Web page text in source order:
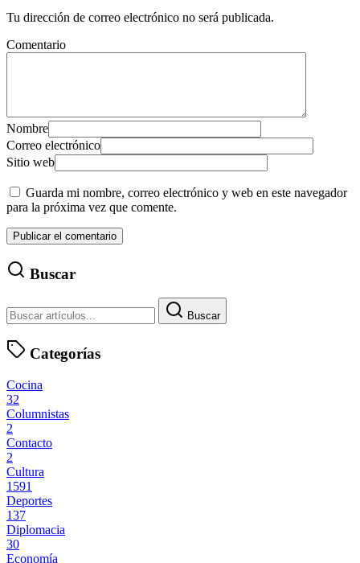
Tu dirección de correo electrónico no será publicada.
Comentario
Nombre
Correo electrónico
Sitio web
Guarda mi nombre, correo electrónico y web en este navegador
para la próxima vez que comente.
Buscar
Buscar
Categorías
Cocina
32
Columnistas
2
Contacto
2
Cultura
1591
Deportes
137
Diplomacia
30
Economía